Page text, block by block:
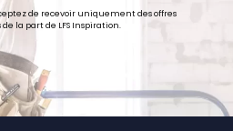
de recevoir uniquement des offres
la part de LFS Inspiration.